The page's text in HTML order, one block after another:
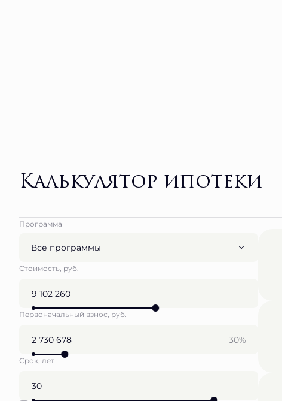
Калькулятор ипотеки
Программа
Все программы
Стоимость, руб.
Первоначальный взнос, руб.
30%
Срок, лет